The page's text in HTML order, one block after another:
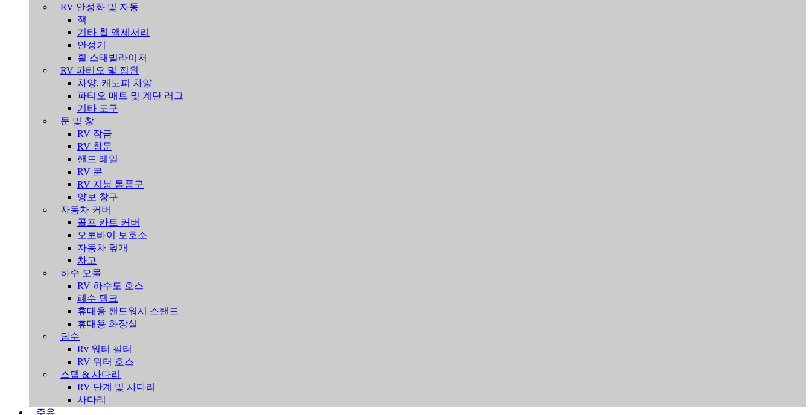
RV 안정화 및 자동
잭
기타 휠 액세서리
안정기
휠 스태빌라이저
RV 파티오 및 정원
차양, 캐노피 차양
파티오 매트 및 계단 러그
기타 도구
문 및 창
RV 잠금
RV 창문
핸드 레일
RV 문
RV 지붕 통풍구
양보 창구
자동차 커버
골프 카트 커버
오토바이 보호소
자동차 덮개
차고
하수 오물
RV 하수도 호스
폐수 탱크
휴대용 핸드워시 스탠드
휴대용 화장실
담수
Rv 워터 필터
RV 워터 호스
스텝 & 사다리
RV 단계 및 사다리
사다리
주유